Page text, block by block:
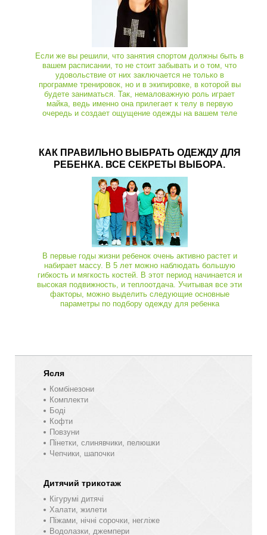
Если же вы решили, что занятия спортом должны быть в
вашем расписании, то не стоит забывать и о том, что
удовольствие от них заключается не только в
программе тренировок, но и в экипировке, в которой вы
будете заниматься. Так, немаловажную роль играет
майка, ведь именно она прилегает к телу в первую
очередь и создает ощущение одежды на вашем теле
КАК ПРАВИЛЬНО ВЫБРАТЬ ОДЕЖДУ ДЛЯ
РЕБЕНКА. ВСЕ СЕКРЕТЫ ВЫБОРА.
В первые годы жизни ребенок очень активно растет и
набирает массу. В 5 лет можно наблюдать большую
гибкость и мягкость костей. В этот период начинается и
высокая подвижность, и теплоотдача. Учитывая все эти
факторы, можно выделить следующие основные
параметры по подбору одежду для ребенка
Ясля
Комбінезони
Комплекти
Боді
Кофти
Повзуни
Пінетки, слинявчики, пелюшки
Чепчики, шапочки
Дитячий трикотаж
Кігурумі дитячі
Халати, жилети
Піжами, нічні сорочки, негліже
Водолазки, джемпери